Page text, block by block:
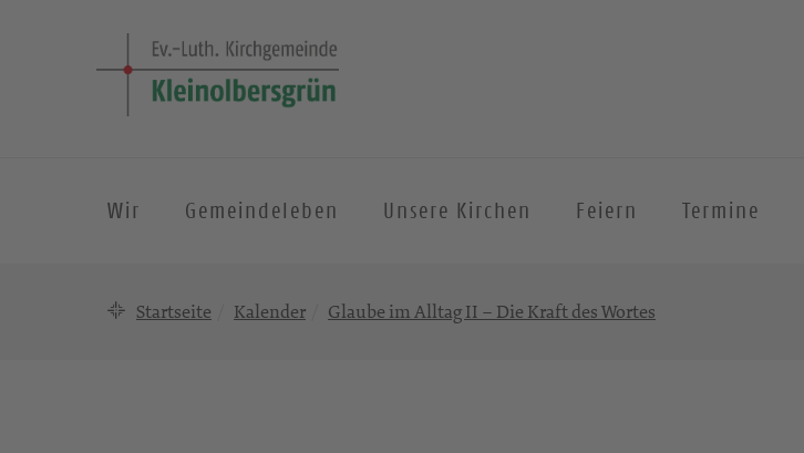
Wir Gemeindeleben Unsere Kirchen Feiern Termine
Startseite Kalender Glaube im Alltag II – Die Kraft des Wortes